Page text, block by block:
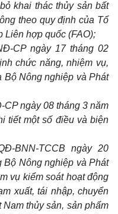
khai thác thủy sản bất
theo quy định của Tổ
Liên hợp quốc (FAO);
CP ngày 17 tháng 02
chức năng, nhiệm vụ,
Bộ Nông nghiệp và Phát
ngày 08 tháng 3 năm
tiết một số điều và biện
BNN-TCCB ngày 20
Bộ Nông nghiệp và Phát
vụ kiểm soát hoạt động
xuất, tái nhập, chuyển
thủy sản, sản phẩm